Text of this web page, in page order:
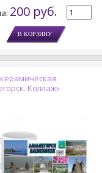
200 руб.
Коллаж»